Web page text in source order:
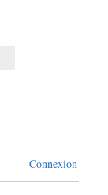
Connexion